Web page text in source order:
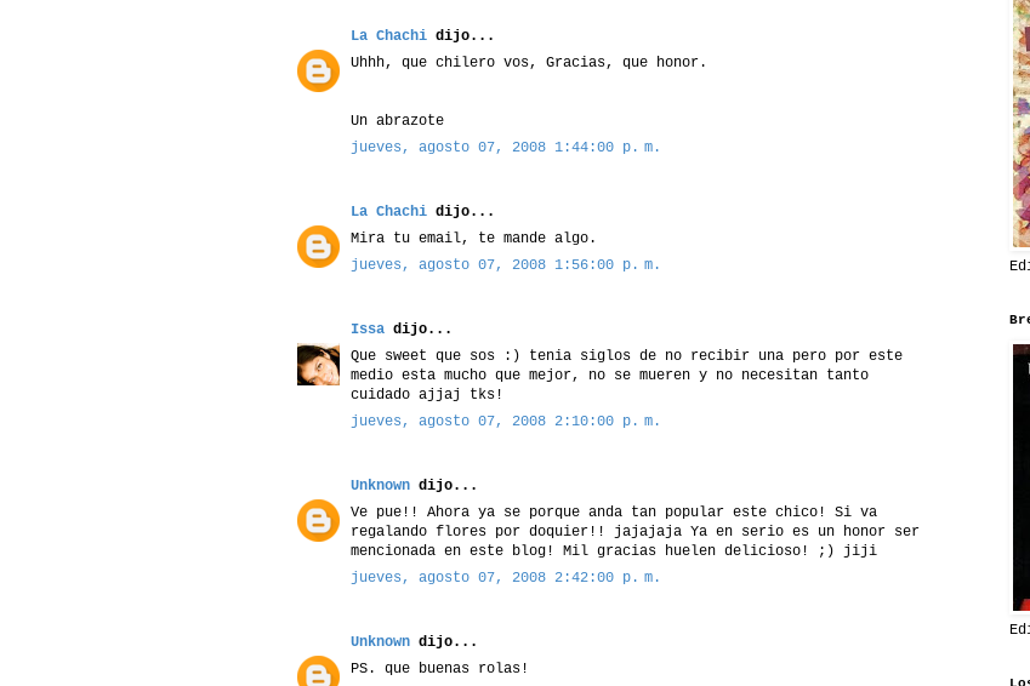
La Chachi dijo...
Uhhh, que chilero vos, Gracias, que honor.
Un abrazote
jueves, agosto 07, 2008 1:44:00 p. m.
La Chachi dijo...
Mira tu email, te mande algo.
jueves, agosto 07, 2008 1:56:00 p. m.
Issa dijo...
Que sweet que sos :) tenia siglos de no recibir una pero por este
medio esta mucho que mejor, no se mueren y no necesitan tanto
cuidado ajjaj tks!
jueves, agosto 07, 2008 2:10:00 p. m.
Unknown dijo...
Ve pue!! Ahora ya se porque anda tan popular este chico! Si va
regalando flores por doquier!! jajajaja Ya en serio es un honor ser
mencionada en este blog! Mil gracias huelen delicioso! ;) jiji
jueves, agosto 07, 2008 2:42:00 p. m.
Unknown dijo...
PS. que buenas rolas!